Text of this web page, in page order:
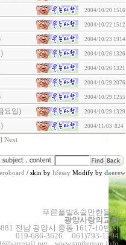
2004/10/20 1516
2004/10/22 1512
2004/10/23 1914
2004/10/26 1326
2004/10/26 1321
2004/10/29 2076
2004/10/29 1255
요일) 2004/10/29 1329
2004/11/03 824
Next
/ skin by lifesay Modify by daerew
푸른풀밭&쉴만한물가
광양사랑의교회
전남 광양시 중동 1617-10번지
019-686-3626 061)793-1294